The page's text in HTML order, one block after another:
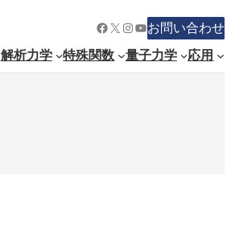
Facebook
X Instagram
YouTube
お問い合わせ
解析力学 特殊関数 量子力学 応用